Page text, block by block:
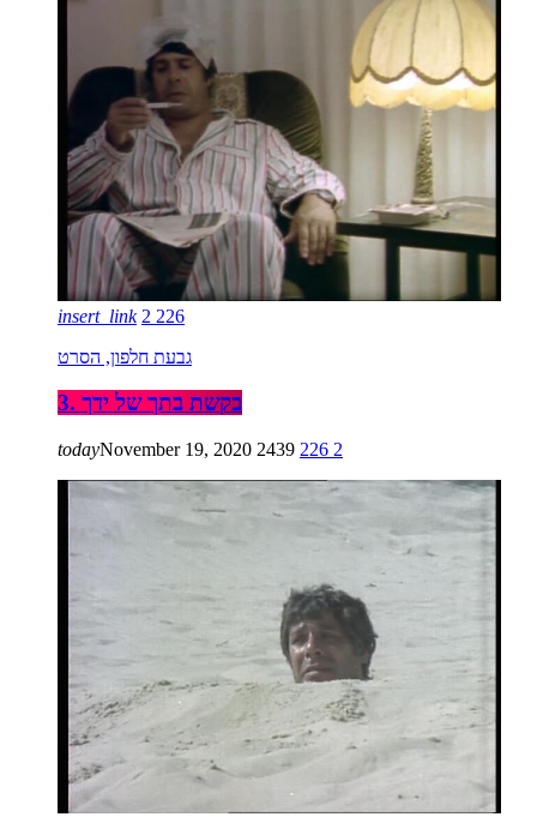
insert_link 2 226
גבעת חלפון, הסרט
3. בקשת בתך של ידך
todayNovember 19, 2020 2439 226 2